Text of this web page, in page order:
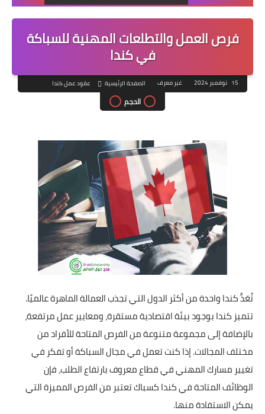
فرص العمل والتطلعات المهنية للسباكة
في كندا
15 نوفمبر 2024 غير معرف الصفحة الرئيسية عقود عمل كندا
الحجم
تُعَدُّ كندا واحدة من أكثر الدول التي تجذب العمالة الماهرة عالميًا.
تتميز كندا بوجود بيئة اقتصادية مستقرة، ومعايير عمل مرتفعة،
بالإضافة إلى مجموعة متنوعة من الفرص المتاحة للأفراد من
مختلف المجالات. إذا كنت تعمل في مجال السباكة أو تفكر في
تغيير مسارك المهني في قطاع معروف بارتفاع الطلب، فإن
الوظائف المتاحة في كندا كسباك تعتبر من الفرص المميزة التي
يمكن الاستفادة منها.